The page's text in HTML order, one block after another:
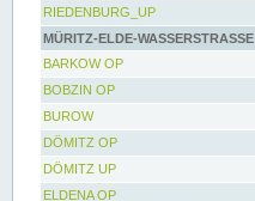
RIEDENBURG_UP
MÜRITZ-ELDE-WASSERSTRASSE
BARKOW OP
BOBZIN OP
BUROW
DÖMITZ OP
DÖMITZ UP
ELDENA OP